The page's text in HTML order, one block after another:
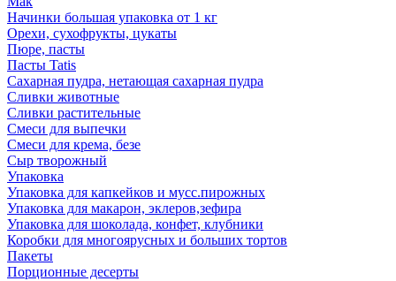
Начинки большая упаковка от 1 кг
Орехи, сухофрукты, цукаты
Пюре, пасты
Пасты Tatis
Сахарная пудра, нетающая сахарная пудра
Сливки животные
Сливки растительные
Смеси для выпечки
Смеси для крема, безе
Сыр творожный
Упаковка
Упаковка для капкейков и мусс.пирожных
Упаковка для макарон, эклеров,зефира
Упаковка для шоколада, конфет, клубники
Коробки для многоярусных и больших тортов
Пакеты
Порционные десерты